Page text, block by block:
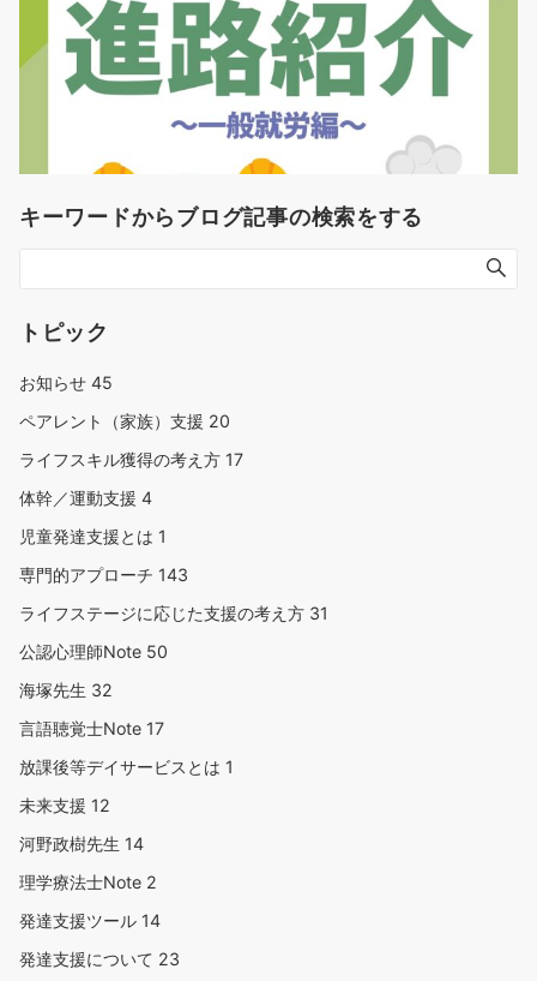
キーワードからブログ記事の検索をする
トピック
お知らせ 45
ペアレント（家族）支援 20
ライフスキル獲得の考え方 17
体幹／運動支援 4
児童発達支援とは 1
専門的アプローチ 143
ライフステージに応じた支援の考え方 31
公認心理師Note 50
海塚先生 32
言語聴覚士Note 17
放課後等デイサービスとは 1
未来支援 12
河野政樹先生 14
理学療法士Note 2
発達支援ツール 14
発達支援について 23